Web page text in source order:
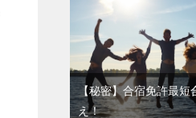
【秘密】合宿免許最短
え！